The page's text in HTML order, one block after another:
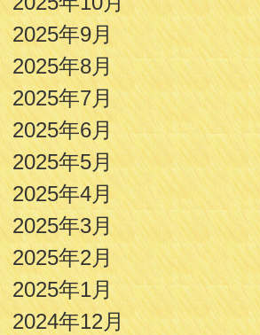
2025年9月
2025年8月
2025年7月
2025年6月
2025年5月
2025年4月
2025年3月
2025年2月
2025年1月
2024年12月